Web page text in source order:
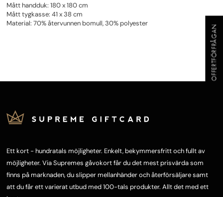
Mått handduk: 180 x 180 cm
Mått tygkasse: 41 x 38 cm
Material: 70% återvunnen bomull, 30% polyester
Ett kort - hundratals möjligheter. Enkelt, bekymmersfritt och fullt av
möjligheter. Via Supremes gåvokort får du det mest prisvärda som
finns på marknaden, du slipper mellanhänder och återförsäljare samt
att du får ett varierat utbud med 100-tals produkter. Allt det med ett
OFFERTFÖRFRÅGAN